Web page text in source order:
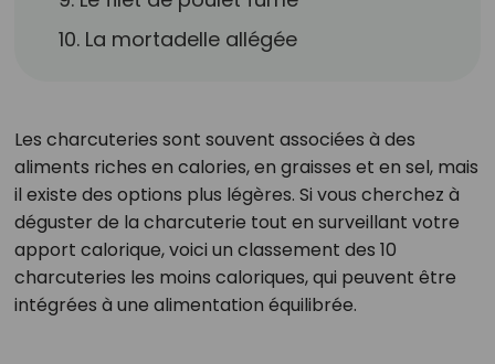
10. La mortadelle allégée
Les charcuteries sont souvent associées à des
aliments riches en calories, en graisses et en sel, mais
il existe des options plus légères. Si vous cherchez à
déguster de la charcuterie tout en surveillant votre
apport calorique, voici un classement des 10
charcuteries les moins caloriques, qui peuvent être
intégrées à une alimentation équilibrée.